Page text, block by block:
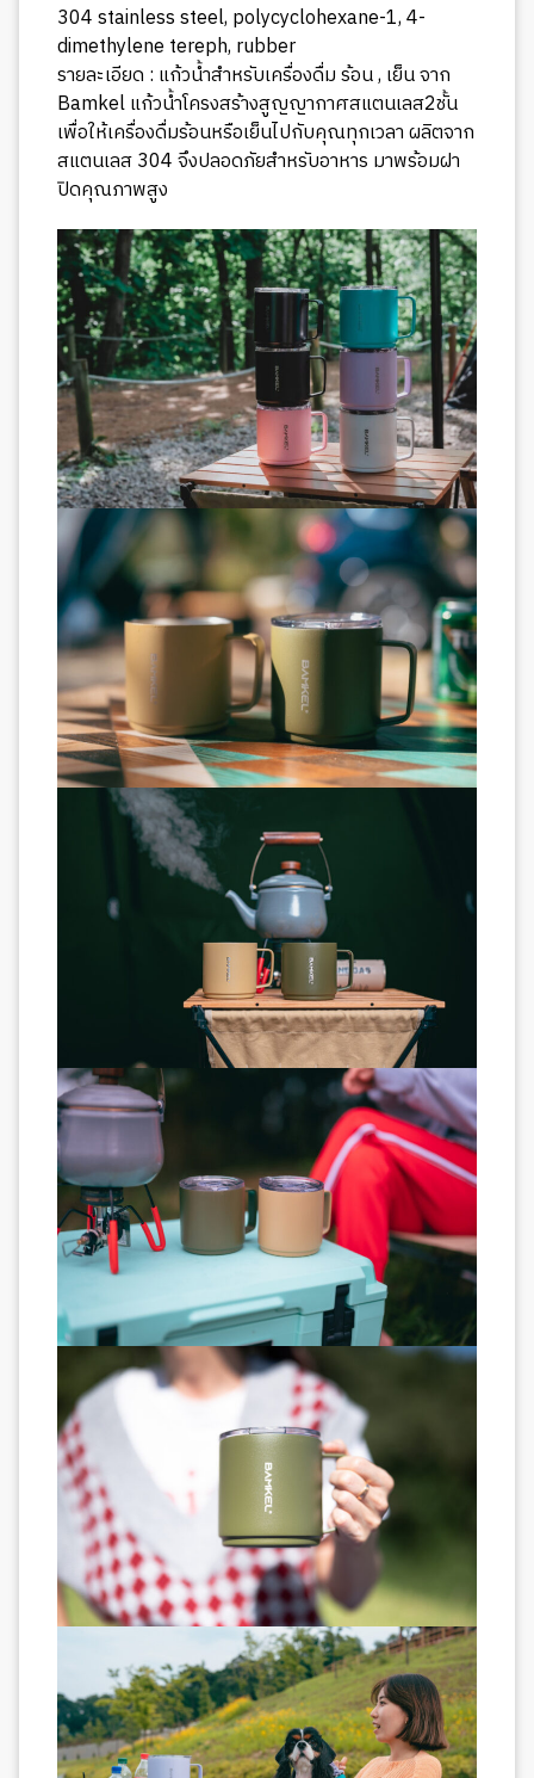
304 stainless steel, polycyclohexane-1, 4-
dimethylene tereph, rubber
รายละเอียด : แก้วน้ำสำหรับเครื่องดื่ม ร้อน , เย็น จาก
Bamkel แก้วน้ำโครงสร้างสูญญากาศสแตนเลส2ชั้น
เพื่อให้เครื่องดื่มร้อนหรือเย็นไปกับคุณทุกเวลา ผลิตจาก
สแตนเลส 304 จึงปลอดภัยสำหรับอาหาร มาพร้อมฝา
ปิดคุณภาพสูง